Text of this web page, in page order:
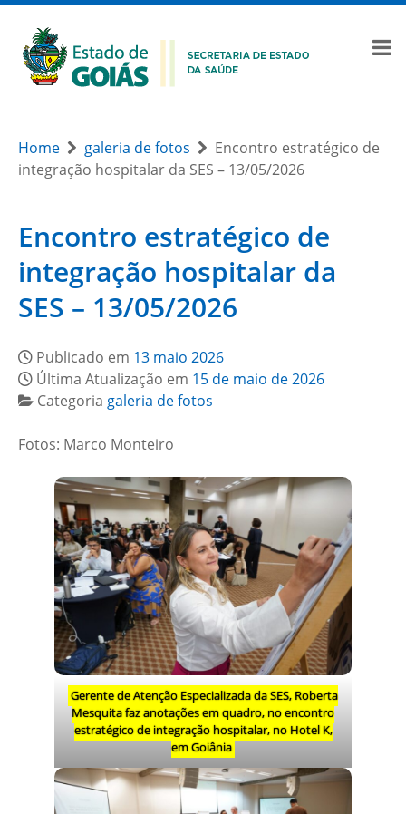
Home galeria de fotos
Encontro estratégico de
integração hospitalar da SES – 13/05/2026
Encontro estratégico de
integração hospitalar da
SES – 13/05/2026
Publicado em 13 maio 2026
Última Atualização em 15 de maio de 2026
Categoria galeria de fotos
Fotos: Marco Monteiro
Gerente de Atenção Especializada da SES, Roberta
Mesquita faz anotações em quadro, no encontro
estratégico de integração hospitalar, no Hotel K,
em Goiânia